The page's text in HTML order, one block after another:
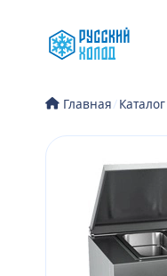
содержимому
Главная/Каталог